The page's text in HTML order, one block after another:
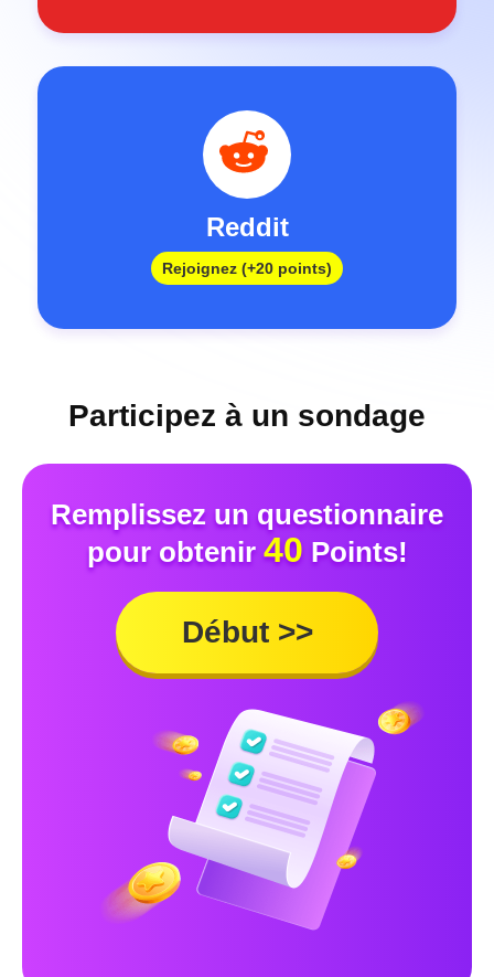
Reddit
Rejoignez (+20 points)
Participez à un sondage
Remplissez un questionnaire
pour obtenir 40 Points!
Début >>